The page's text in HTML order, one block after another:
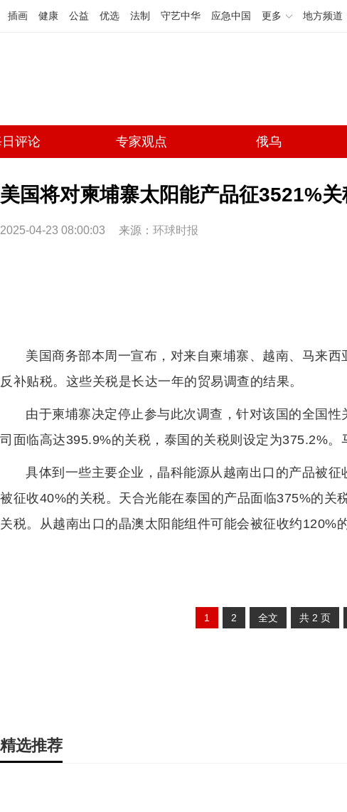
插画 健康 公益 优选 法制 守艺中华 应急中国 更多 地方频道
评论 专家观点 俄乌
美国将对柬埔寨太阳能产品征3521%
2025-04-23 08:00:03 来源： 环球时报
美国商务部本周一宣布，对来自柬埔寨、越南、马来
反补贴税。这些关税是长达一年的贸易调查的结果。
由于柬埔寨决定停止参与此次调查，针对该国的全国
司面临高达395.9%的关税，泰国的关税则设定为375.2%。
具体到一些主要企业，晶科能源从越南出口的产品被
被征收40%的关税。天合光能在泰国的产品面临375%的关
关税。从越南出口的晶澳太阳能组件可能会被征收约120%的
1 2 全文 共 2 页
精选推荐